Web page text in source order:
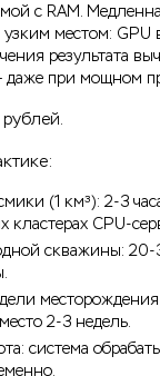
с RAM.
узким местом:
результата
даже при мощном
(1 км³): 2-3
кластерах CPU-
скважины:
2-3 недель.
система